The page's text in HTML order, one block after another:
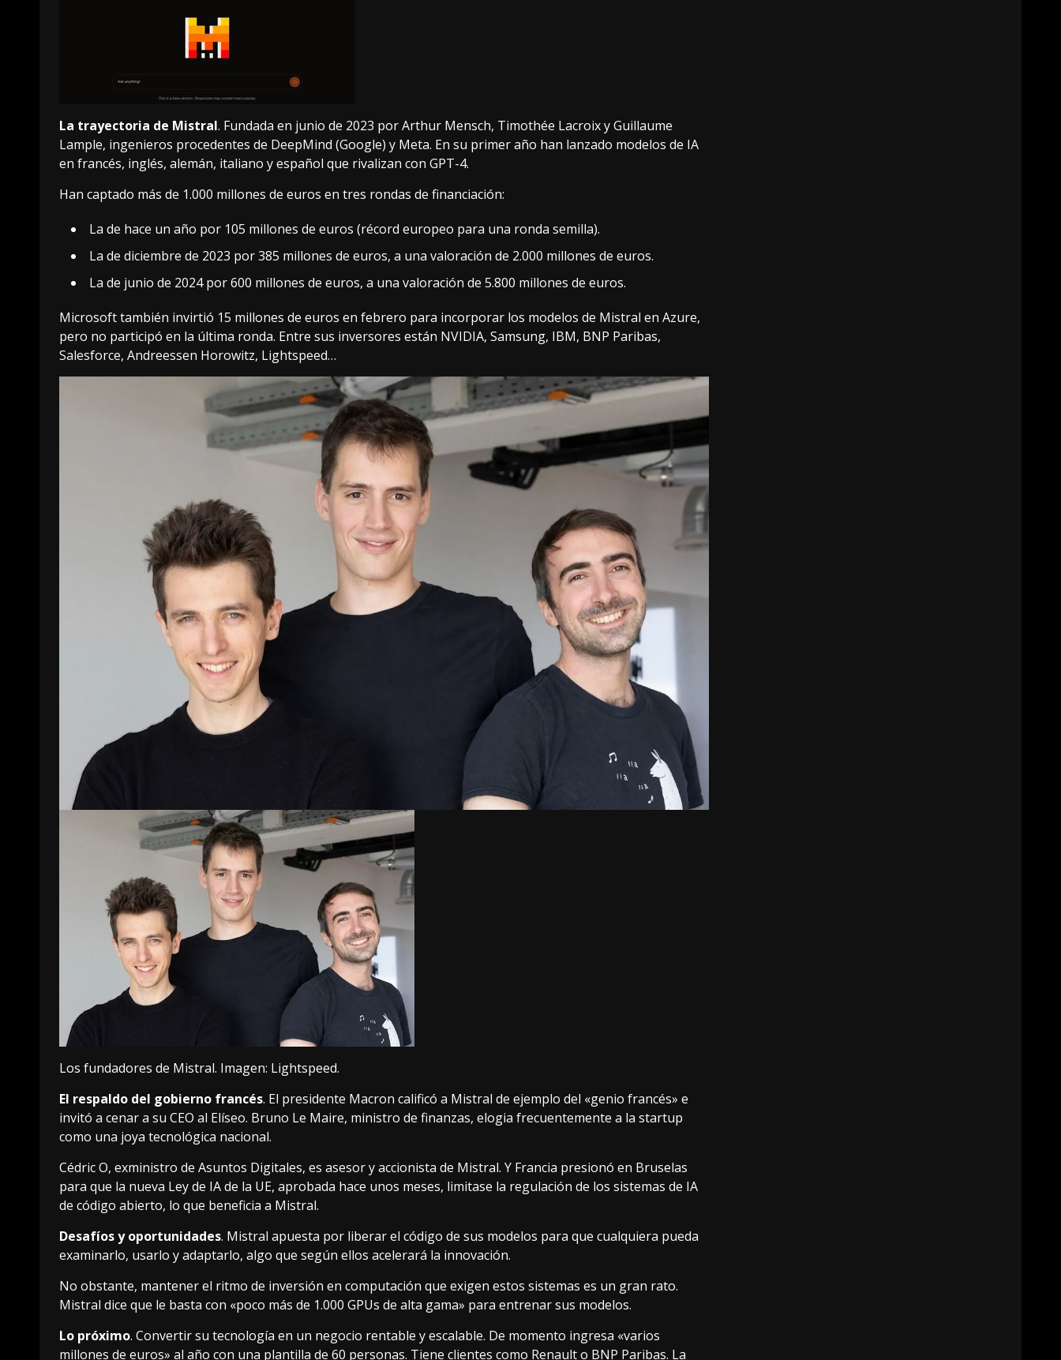
La trayectoria de Mistral. Fundada en junio de 2023 por Arthur Mensch, Timothée Lacroix y Guillaume
Lample, ingenieros procedentes de DeepMind (Google) y Meta. En su primer año han lanzado modelos de IA
en francés, inglés, alemán, italiano y español que rivalizan con GPT-4.
Han captado más de 1.000 millones de euros en tres rondas de financiación:
La de hace un año por 105 millones de euros (récord europeo para una ronda semilla).
La de diciembre de 2023 por 385 millones de euros, a una valoración de 2.000 millones de euros.
La de junio de 2024 por 600 millones de euros, a una valoración de 5.800 millones de euros.
Microsoft también invirtió 15 millones de euros en febrero para incorporar los modelos de Mistral en Azure,
pero no participó en la última ronda. Entre sus inversores están NVIDIA, Samsung, IBM, BNP Paribas,
Salesforce, Andreessen Horowitz, Lightspeed…
Los fundadores de Mistral. Imagen: Lightspeed.
El respaldo del gobierno francés. El presidente Macron calificó a Mistral de ejemplo del «genio francés» e
invitó a cenar a su CEO al Elíseo. Bruno Le Maire, ministro de finanzas, elogia frecuentemente a la startup
como una joya tecnológica nacional.
Cédric O, exministro de Asuntos Digitales, es asesor y accionista de Mistral. Y Francia presionó en Bruselas
para que la nueva Ley de IA de la UE, aprobada hace unos meses, limitase la regulación de los sistemas de IA
de código abierto, lo que beneficia a Mistral.
Desafíos y oportunidades. Mistral apuesta por liberar el código de sus modelos para que cualquiera pueda
examinarlo, usarlo y adaptarlo, algo que según ellos acelerará la innovación.
No obstante, mantener el ritmo de inversión en computación que exigen estos sistemas es un gran rato.
Mistral dice que le basta con «poco más de 1.000 GPUs de alta gama» para entrenar sus modelos.
Lo próximo. Convertir su tecnología en un negocio rentable y escalable. De momento ingresa «varios
millones de euros» al año con una plantilla de 60 personas. Tiene clientes como Renault o BNP Paribas. La